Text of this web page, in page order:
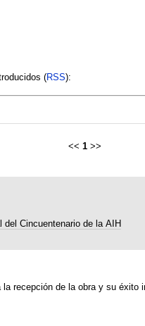
(RSS):
<< 1 >>
del Cincuentenario de la AIH
recepción de la obra y su